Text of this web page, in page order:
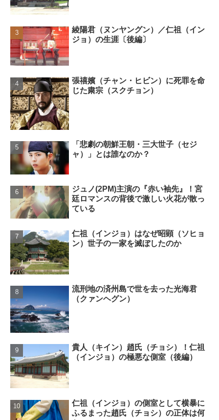
綾陽君（ヌンヤングン）／仁祖（イン
ジョ）の生涯〔後編〕
張禧嬪（チャン・ヒビン）に死罪を命
じた粛宗（スクチョン）
「悲劇の朝鮮王朝・三大世子（セジ
ャ）」とは誰なのか？
ジュノ(2PM)主演の『赤い袖先』！宮
廷ロマンスの背後で激しい火花が散っ
ている
仁祖（インジョ）はなぜ昭顕（ソヒョ
ン）世子の一家を滅ぼしたのか
流刑地の済州島で世を去った光海君
（クァンヘグン）
貴人（キイン）趙氏（チョシ）！仁祖
（インジョ）の極悪な側室（後編）
仁祖（インジョ）の側室として横暴に
ふるまった趙氏（チョシ）の正体は何